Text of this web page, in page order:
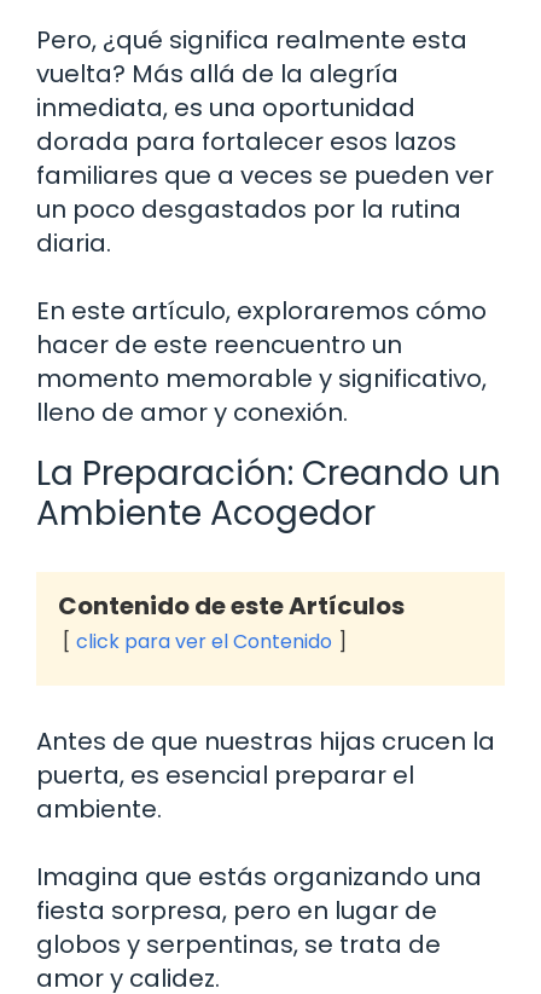
Pero, ¿qué significa realmente esta
vuelta? Más allá de la alegría
inmediata, es una oportunidad
dorada para fortalecer esos lazos
familiares que a veces se pueden ver
un poco desgastados por la rutina
diaria.
En este artículo, exploraremos cómo
hacer de este reencuentro un
momento memorable y significativo,
lleno de amor y conexión.
La Preparación: Creando un
Ambiente Acogedor
Contenido de este Artículos
click para ver el Contenido
Antes de que nuestras hijas crucen la
puerta, es esencial preparar el
ambiente.
Imagina que estás organizando una
fiesta sorpresa, pero en lugar de
globos y serpentinas, se trata de
amor y calidez.